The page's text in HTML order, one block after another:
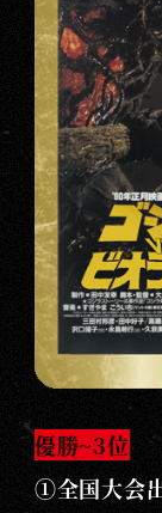
優勝~3位
①全国大会